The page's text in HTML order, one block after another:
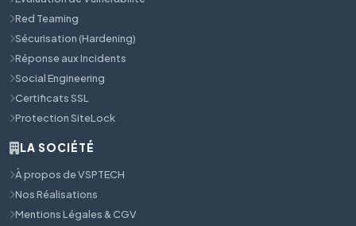
Red Teaming
Sécurisation (Hardening)
Réponse aux Incidents
Social Engineering
Certificats SSL
Protection SiteLock
LA SOCIÉTÉ
À propos de VSPTECH
Nos Réalisations
Mentions Légales & CGV